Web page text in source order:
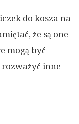
do kosza na
że są one
mogą być
inne